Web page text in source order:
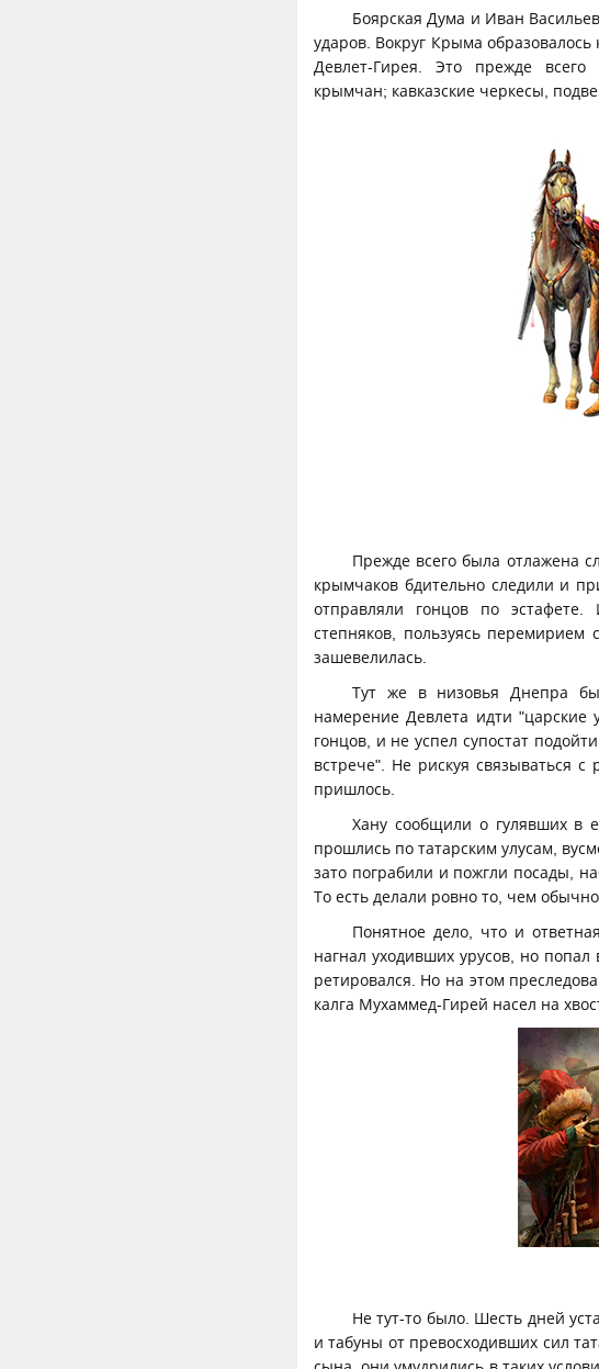
Боярская Дума и Иван
ударов. Вокруг Крыма
Девлет-Гирея. Это прежде всего
крымчан; кавказские черкесы,
Прежде всего была отлажена
крымчаков бдительно следили и
отправляли гонцов по
степняков, пользуясь
зашевелилась.
Тут же в низовья Днепра
намерение Девлета идти "царские
гонцов, и не успел супостат
встрече". Не рискуя связываться
пришлось.
Хану сообщили о гулявших в
прошлись по татарским улусам,
зато пограбили и пожгли посады,
То есть делали ровно то, чем
Понятное дело, что и
нагнал уходивших урусов, но
ретировался. Но на этом
калга Мухаммед-Гирей насел на
Не тут-то было. Шесть дней
и табуны от превосходивших сил